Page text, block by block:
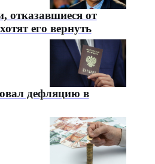
отказавшиеся от
его вернуть
дефляцию в